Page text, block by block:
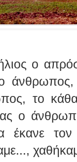
ο
άνθρωπος,
το
ο
έκανε